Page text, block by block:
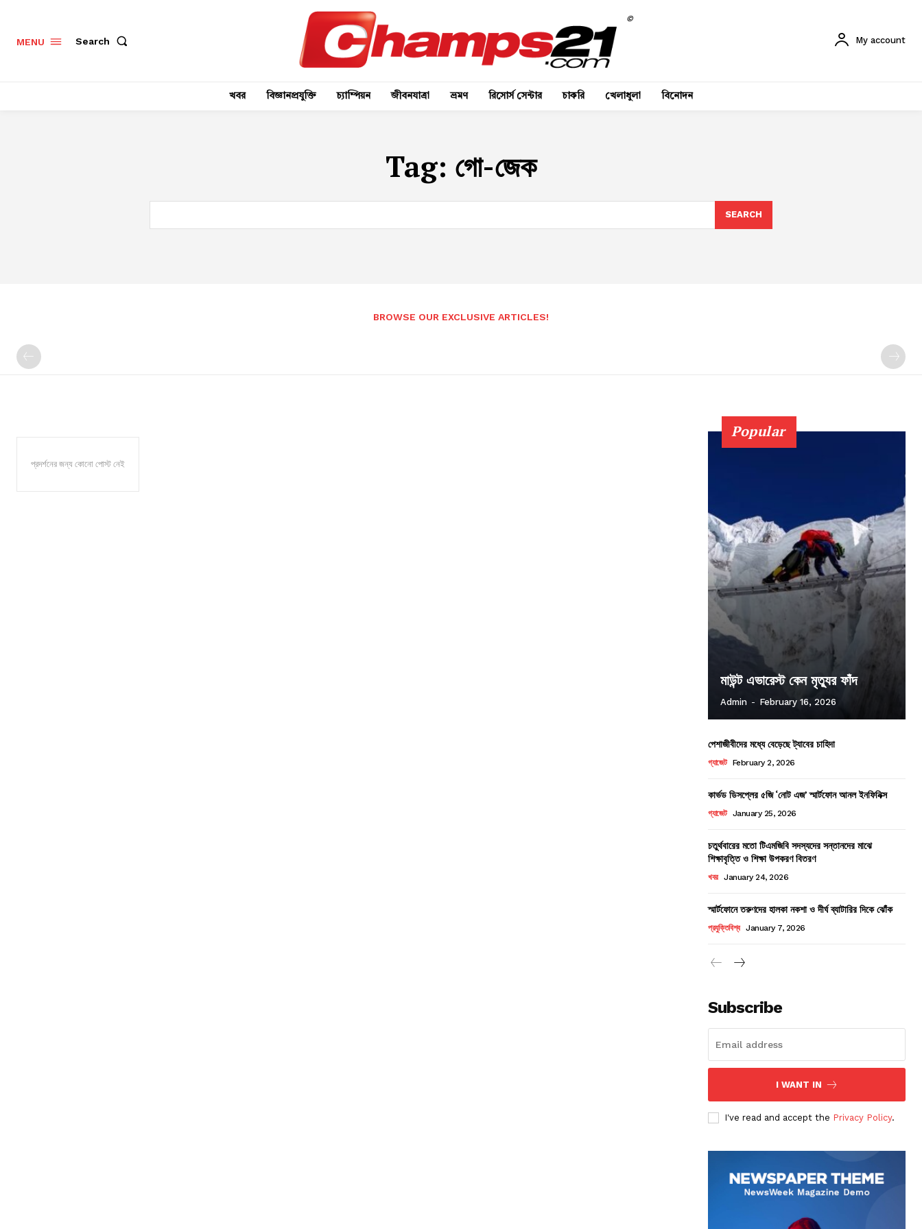
MENU Search
©
My account
খবর বিজ্ঞানপ্রযুক্তি চ্যাম্পিয়ন জীবনযাত্রা ভ্রমণ রিসোর্স সেন্টার চাকরি খেলাধুলা বিনোদন
Tag: গো-জেক
SEARCH
BROWSE OUR EXCLUSIVE ARTICLES!
প্রদর্শনের জন্য কোনো পোস্ট নেই
Popular
মাউন্ট এভারেস্ট কেন মৃত্যুর ফাঁদ
Admin - February 16, 2026
পেশাজীবীদের মধ্যে বেড়েছে ট্যাবের চাহিদা
গ্যাজেট February 2, 2026
কার্ভড ডিসপ্লের ৫জি ‘নোট এজ’ স্মার্টফোন আনল ইনফিনিক্স
গ্যাজেট January 25, 2026
চতুর্থবারের মতো টিএমজিবি সদস্যদের সন্তানদের মাঝে
শিক্ষাবৃত্তি ও শিক্ষা উপকরণ বিতরণ
খবর January 24, 2026
স্মার্টফোনে তরুণদের হালকা নকশা ও দীর্ঘ ব্যাটারির দিকে ঝোঁক
প্রযুক্তিবিশ্ব January 7, 2026
Subscribe
I WANT IN
I've read and accept the Privacy Policy.